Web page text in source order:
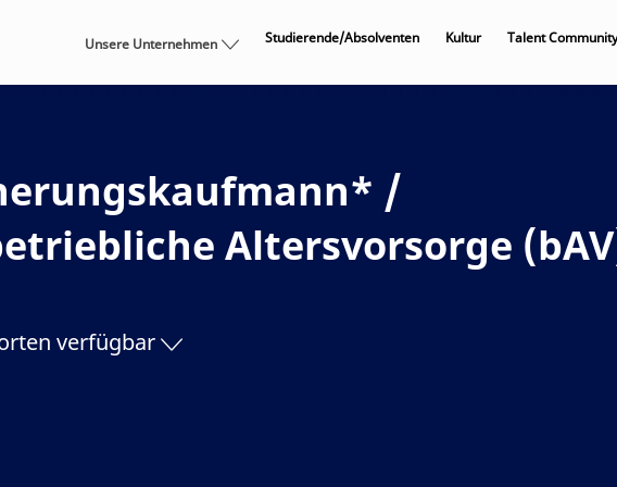
Unsere Unternehmen Studierende/Absolventen Kultur Talent Community
/
Altersvorsorge
verfügbar